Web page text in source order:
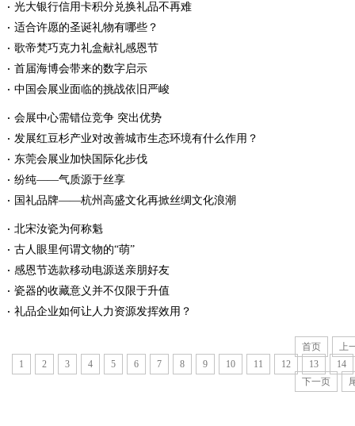
光大银行信用卡积分兑换礼品不再难
适合许愿的圣诞礼物有哪些？
歌帝梵巧克力礼盒献礼感恩节
首届海博会带来的数字启示
中国会展业面临的挑战依旧严峻
会展中心需错位竞争 突出优势
发展红豆杉产业对改善城市生态环境有什么作用？
东莞会展业加快国际化步伐
纷纯——气质源于丝享
国礼品牌——杭州高盛文化再掀丝绸文化浪潮
北宋汝瓷为何称魁
古人眼里何谓文物的“萌”
感恩节选款移动电源送亲朋好友
瓷器的收藏意义并不仅限于升值
礼品企业如何让人力资源发挥效用？
首页
上
1
2 3 4 5 6 7 8 9 10 11 12 13
14
下一页